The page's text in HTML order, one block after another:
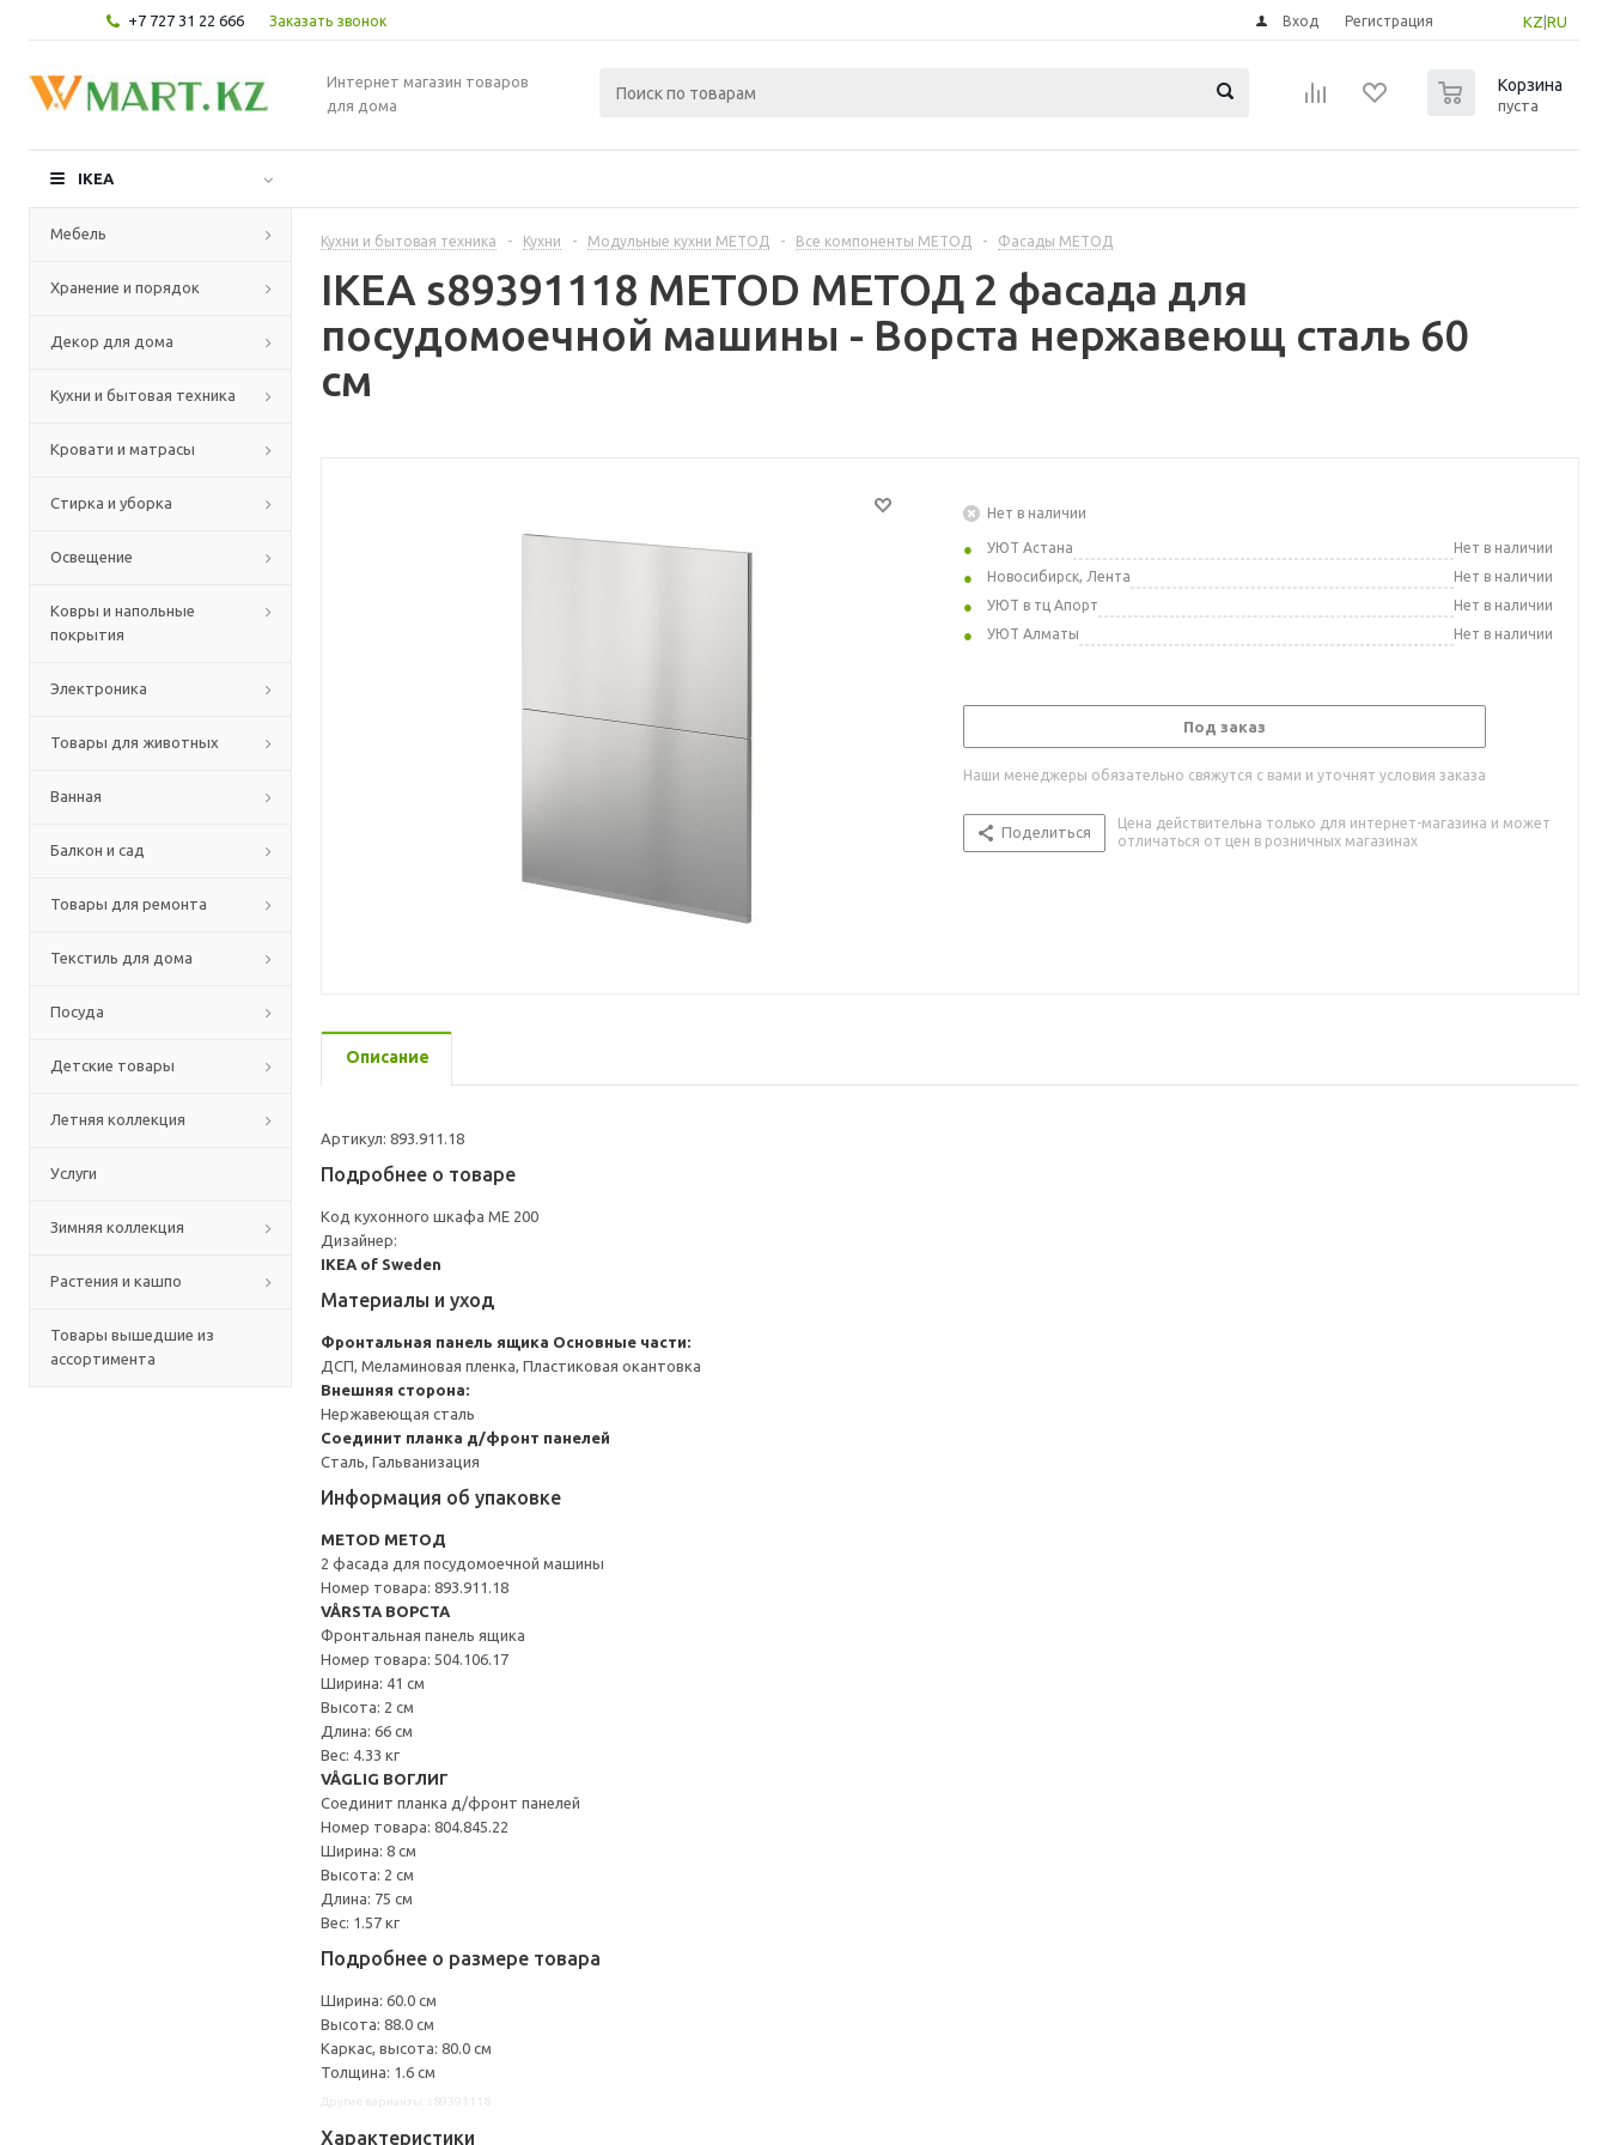
+7 727 31 22 666 Заказать звонок KZ RU
Вход Регистрация
Интернет магазин товаров
для дома
Корзина
пуста
IKEA
Мебель
Хранение и порядок
Декор для дома
Кухни и бытовая техника
Кровати и матрасы
Стирка и уборка
Освещение
Ковры и напольные
покрытия
Электроника
Товары для животных
Ванная
Балкон и сад
Товары для ремонта
Текстиль для дома
Посуда
Детские товары
Летняя коллекция
Услуги
Зимняя коллекция
Растения и кашпо
Товары вышедшие из
ассортимента
Кухни и бытовая техника - Кухни - Модульные кухни МЕТОД - Все компоненты МЕТОД - Фасады МЕТОД
IKEA s89391118 METOD МЕТОД 2 фасада для
посудомоечной машины - Ворста нержавеющ сталь 60
см
Нет в наличии
УЮТ Астана
Нет в наличии
Новосибирск, Лента
Нет в наличии
УЮТ в тц Апорт
Нет в наличии
УЮТ Алматы
Нет в наличии
Под заказ
Наши менеджеры обязательно свяжутся с вами и уточнят условия заказа
Поделиться
Цена действительна только для интернет-магазина и может
отличаться от цен в розничных магазинах
Описание
Артикул: 893.911.18
Подробнее о товаре
Код кухонного шкафа ME 200
Дизайнер:
IKEA of Sweden
Материалы и уход
Фронтальная панель ящика Основные части:
ДСП, Меламиновая пленка, Пластиковая окантовка
Внешняя сторона:
Нержавеющая сталь
Соединит планка д/фронт панелей
Сталь, Гальванизация
Информация об упаковке
METOD МЕТОД
2 фасада для посудомоечной машины
Номер товара: 893.911.18
VÅRSTA ВОРСТА
Фронтальная панель ящика
Номер товара: 504.106.17
Ширина: 41 см
Высота: 2 см
Длина: 66 см
Вес: 4.33 кг
VÅGLIG ВОГЛИГ
Соединит планка д/фронт панелей
Номер товара: 804.845.22
Ширина: 8 см
Высота: 2 см
Длина: 75 см
Вес: 1.57 кг
Подробнее о размере товара
Ширина: 60.0 см
Высота: 88.0 см
Каркас, высота: 80.0 см
Толщина: 1.6 см
Характеристики